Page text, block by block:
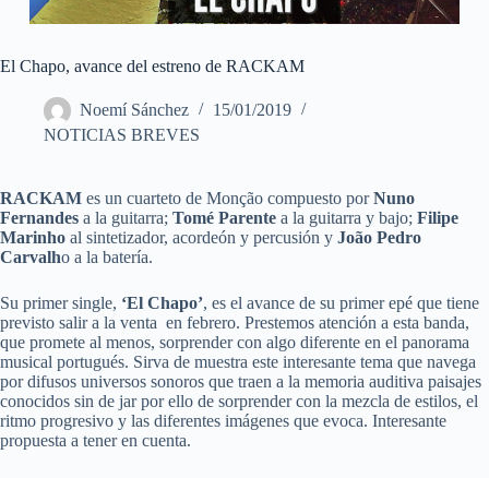
El Chapo, avance del estreno de RACKAM
Noemí Sánchez
15/01/2019
NOTICIAS BREVES
RACKAM es un cuarteto de Monção compuesto porNuno
Fernandes a la guitarra; Tomé Parente a la guitarra y bajo; Filipe
Marinho al sintetizador, acordeón y percusión y João Pedro
Carvalho a la batería.
Su primer single, ‘El Chapo’, es el avance de su primer epé que tiene
previsto salir a la venta en febrero. Prestemos atención a esta banda,
que promete al menos, sorprender con algo diferente en el panorama
musical portugués. Sirva de muestra este interesante tema que navega
por difusos universos sonoros que traen a la memoria auditiva paisajes
conocidos sin de jar por ello de sorprender con la mezcla de estilos, el
ritmo progresivo y las diferentes imágenes que evoca. Interesante
propuesta a tener en cuenta.